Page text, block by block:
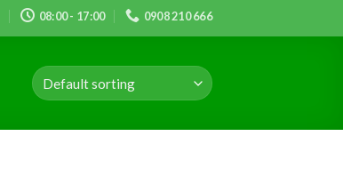
08:00 - 17:00 0908 210 666